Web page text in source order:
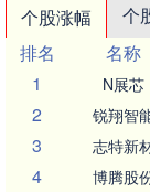
个股涨幅 个
排名
名称
1
N展芯
2 锐翔智
3 志特新
4 博腾股